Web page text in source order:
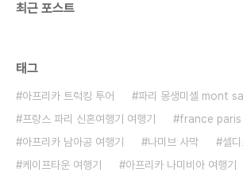
최근 포스트
태그
아프리카 트럭킹 투어
파리 몽생미셸 mont
프랑스 파리 신혼여행기 여행기
france paris
아프리카 남아공 여행기
나미브 사막
셀
케이프타운 여행기
아프리카 나미비아 여행기